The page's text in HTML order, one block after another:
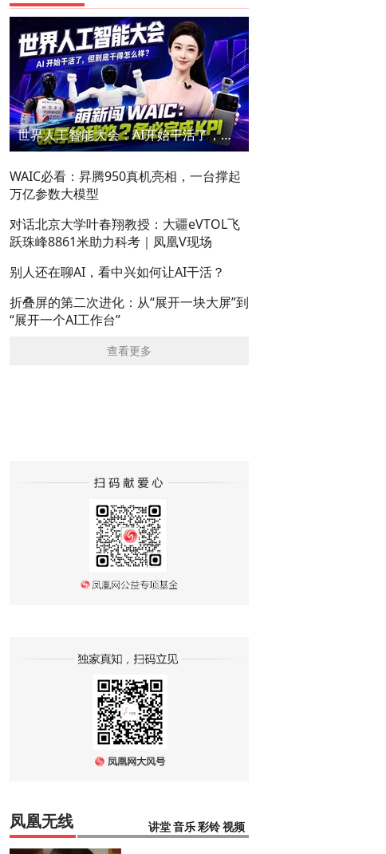
世界人工智能大会：AI开始干活了，但到底干的怎么样？萌新闯WAIC
WAIC必看：昇腾950真机亮相，一台撑起
万亿参数大模型
对话北京大学叶春翔教授：大疆eVTOL飞
跃珠峰8861米助力科考｜凤凰V现场
别人还在聊AI，看中兴如何让AI干活？
折叠屏的第二次进化：从“展开一块大屏”到
“展开一个AI工作台”
查看更多
讲堂 音乐 彩铃 视频
凤凰无线